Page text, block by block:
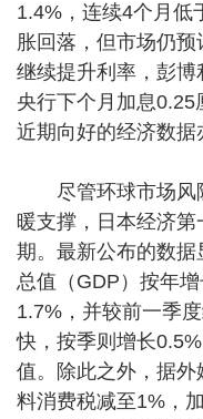
1.4%，连续4个月低
胀回落，但市场仍
继续提升利率，彭
央行下个月加息0.25
近期向好的经济数据
尽管环球市场风
暖支撑，日本经济
期。最新公布的数
总值（GDP）按年
1.7%，并较前一季
快，按季则增长
值。除此之外，据
料消费税减至1%，